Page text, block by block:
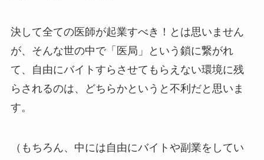
決して全ての医師が起業すべき！とは思いません
が、そんな世の中で「医局」という鎖に繋がれ
て、自由にバイトすらさせてもらえない環境に残
らされるのは、どちらかというと不利だと思いま
す。
（もちろん、中には自由にバイトや副業をしてい